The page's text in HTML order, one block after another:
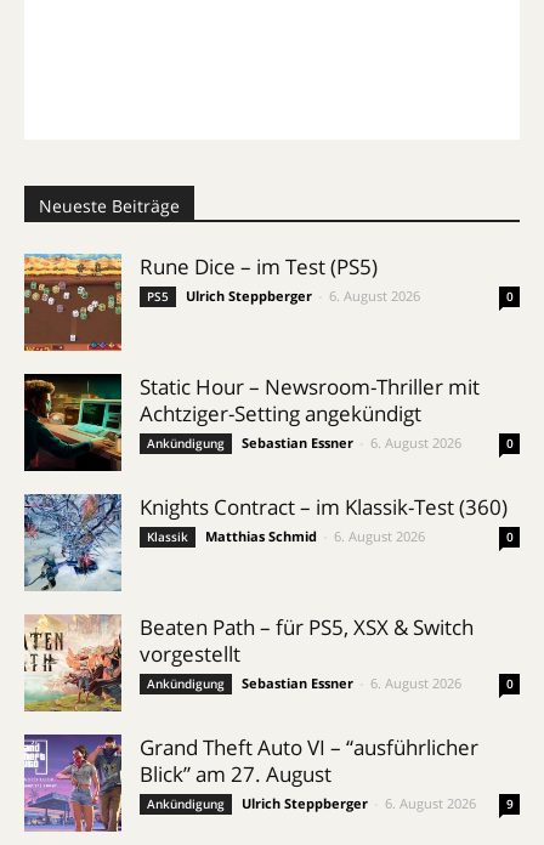
Neueste Beiträge
Rune Dice – im Test (PS5)
PS5 Ulrich Steppberger 6. August 2026 0
Static Hour – Newsroom-Thriller mit
Achtziger-Setting angekündigt
Ankündigung Sebastian Essner 6. August 2026 0
Knights Contract – im Klassik-Test (360)
Klassik Matthias Schmid 6. August 2026 0
Beaten Path – für PS5, XSX & Switch
vorgestellt
Ankündigung Sebastian Essner 6. August 2026 0
Grand Theft Auto VI – “ausführlicher
Blick” am 27. August
Ankündigung Ulrich Steppberger 6. August 2026 9